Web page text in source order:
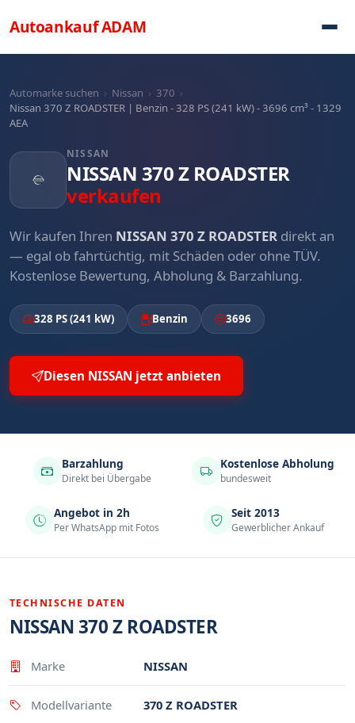
AutoankaufADAM
Automarke suchen › Nissan › 370 ›
Nissan 370 Z ROADSTER | Benzin - 328 PS (241 kW) - 3696 cm³ - 1329
AEA
NISSAN
NISSAN 370 Z ROADSTER
verkaufen
Wir kaufen Ihren NISSAN 370 Z ROADSTER direkt an
— egal ob fahrtüchtig, mit Schäden oder ohne TÜV.
Kostenlose Bewertung, Abholung & Barzahlung.
328 PS (241 kW) Benzin 3696
Diesen NISSAN jetzt anbieten
Barzahlung
Direkt bei Übergabe
Kostenlose Abholung
bundesweit
Angebot in 2h
Per WhatsApp mit Fotos
Seit 2013
Gewerblicher Ankauf
TECHNISCHE DATEN
NISSAN 370 Z ROADSTER
Eigenschaft
Marke NISSAN
Modellvariante 370 Z ROADSTER